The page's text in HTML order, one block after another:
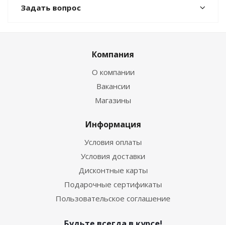
Задать вопрос
Компания
О компании
Вакансии
Магазины
Информация
Условия оплаты
Условия доставки
Дисконтные карты
Подарочные сертификаты
Пользовательское соглашение